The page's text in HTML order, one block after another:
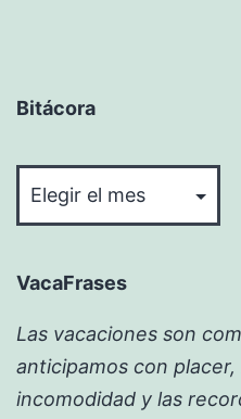
Bitácora
VacaFrases
Las vacaciones son
anticipamos con
incomodidad y las